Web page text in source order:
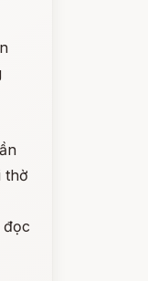
thờ
đọc